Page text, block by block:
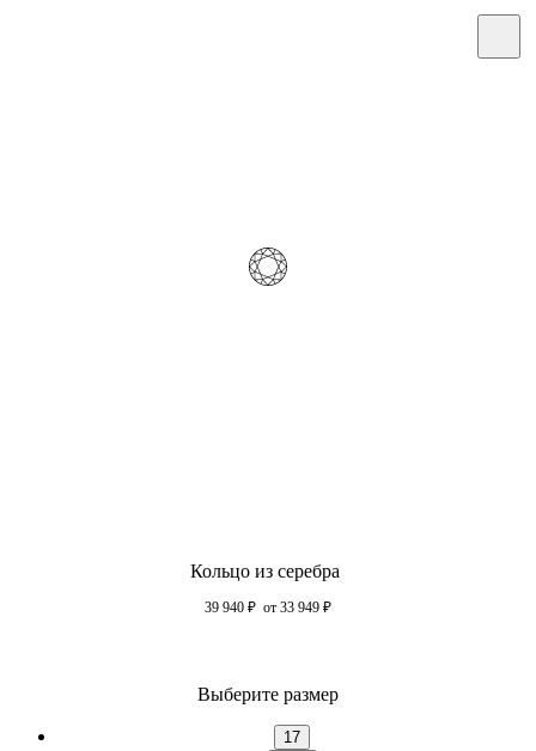
Кольцо из серебра
39 940 ₽ от 33 949 ₽
Выберите размер
17